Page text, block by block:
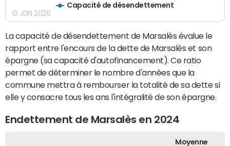
Capacité de désendettement
© JDN 2026
La capacité de désendettement de Marsalès évalue le
rapport entre l'encours de la dette de Marsalès et son
épargne (sa capacité d'autofinancement). Ce ratio
permet de déterminer le nombre d'années que la
commune mettra à rembourser la totalité de sa dette si
elle y consacre tous les ans l'intégralité de son épargne.
Endettement de Marsalès en 2024
Moyenne